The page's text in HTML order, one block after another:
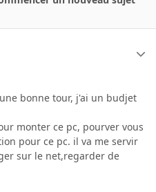
bonne tour, j'ai un budjet
monter ce pc, pourver vous
pour ce pc. il va me servir
sur le net,regarder de